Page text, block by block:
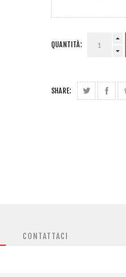
QUANTITÀ:
SHARE:
CONTATTACI